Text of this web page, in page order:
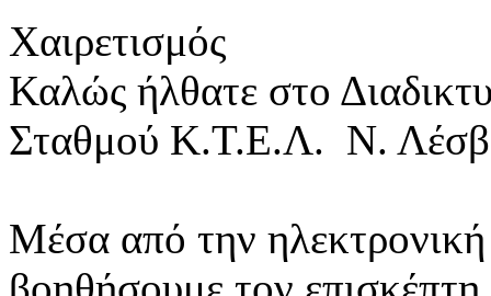
Χαιρετισμός
Καλώς ήλθατε στο
Σταθμού Κ.Τ.Ε.Λ. Ν.
Μέσα από την ηλεκτρονική